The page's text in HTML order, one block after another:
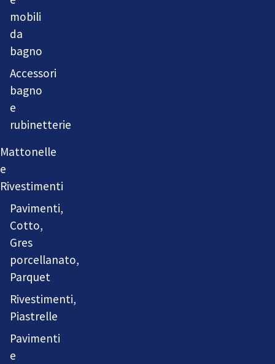
mobili
da
bagno
Accessori
bagno
e
rubinetterie
Mattonelle
e
Rivestimenti
Pavimenti,
Cotto,
Gres
porcellanato,
Parquet
Rivestimenti,
Piastrelle
Pavimenti
e